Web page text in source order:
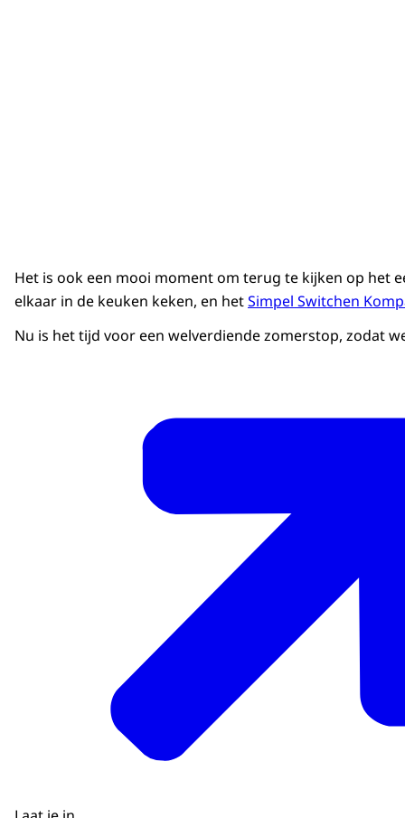
Het is ook een mooi moment om terug te kijken op het
elkaar in de keuken keken, en hetSimpel Switchen
Nu is het tijd voor een welverdiende zomerstop, zodat